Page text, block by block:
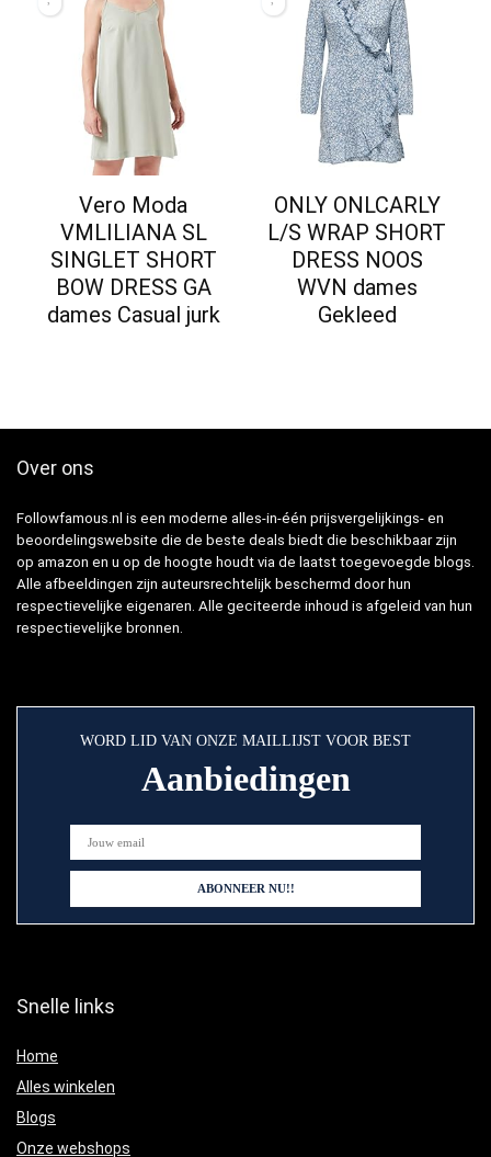
Vero Moda
VMLILIANA SL
SINGLET SHORT
BOW DRESS GA
dames Casual jurk
ONLY ONLCARLY
L/S WRAP SHORT
DRESS NOOS
WVN dames
Gekleed
Over ons
Followfamous.nl is een moderne alles-in-één prijsvergelijkings- en
beoordelingswebsite die de beste deals biedt die beschikbaar zijn
op amazon en u op de hoogte houdt via de laatst toegevoegde blogs.
Alle afbeeldingen zijn auteursrechtelijk beschermd door hun
respectievelijke eigenaren. Alle geciteerde inhoud is afgeleid van hun
respectievelijke bronnen.
WORD LID VAN ONZE MAILLIJST VOOR BEST
Aanbiedingen
Snelle links
Home
Alles winkelen
Blogs
Onze webshops